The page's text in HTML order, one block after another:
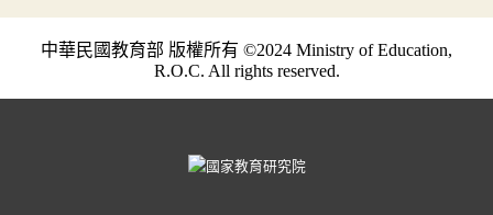
中華民國教育部 版權所有 ©2024 Ministry of Education,
R.O.C. All rights reserved.